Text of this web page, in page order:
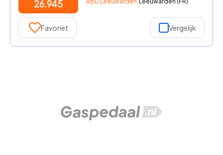
26.945
Favoriet Vergelijk